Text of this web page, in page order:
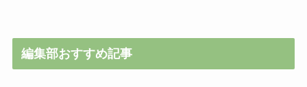
編集部おすすめ記事